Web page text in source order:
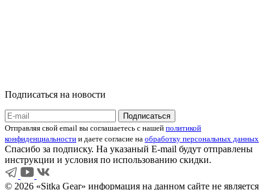
Подписаться на новости
Отправляя свой email вы соглашаетесь с нашей политикой
конфиденциальности и даете согласие на обработку персональных данных
Спасибо за подписку. На указаный E-mail будут отправлены
инструкции и условия по использованию скидки.
© 2026 «Sitka Gear» информация на данном сайте не является